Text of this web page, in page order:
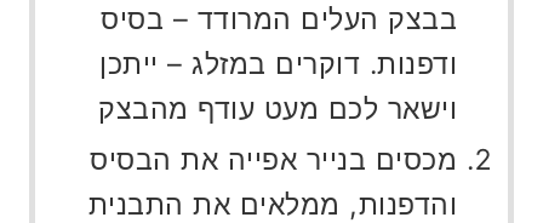
בבצק העלים המרודד – בסיס
ודפנות. דוקרים במזלג – ייתכן
וישאר לכם מעט עודף מהבצק
מכסים בנייר אפייה את הבסיס
והדפנות, ממלאים את התבנית